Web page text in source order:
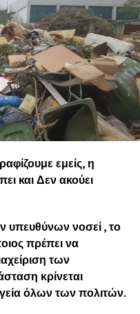
εμείς, η
και Δεν ακούει
νοσεί , το
πρέπει να
των
κρίνεται
όλων των πολιτών.